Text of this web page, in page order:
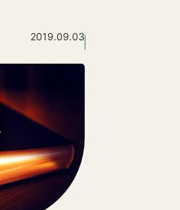
2019.09.03
敦賀ちえなみ
せ